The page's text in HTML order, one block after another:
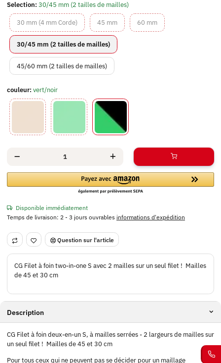
Selection: 30/45 mm (2 tailles de mailles)
30 mm (4 mm Corde)30 mm (4 mm Corde)
45 mm45 mm 60 mm60 mm
30/45 mm (2 tailles de mailles)30/45 mm (2 tailles de mailles)
45/60 mm (2 tailles de mailles)45/60 mm (2 tailles de mailles)
couleur: vert/noir
Disponible immédiatement
Temps de livraison: 2 - 3 jours ouvrables informations d'expédition
Question sur l'article
CG Filet à foin two-in-one S avec 2 mailles sur un seul filet ! Mailles
de 45 et 30 cm
Description
CG Filet à foin deux-en-un S, à mailles serrées - 2 largeurs de mailles sur
un seul filet ! Mailles de 45 et 30 cm
Pour tous ceux qui ne peuvent pas se décider pour un maillage